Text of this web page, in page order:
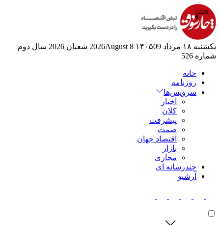
یکشنبه ۱۸ مرداد ۱۴۰۵ 09 2026August 8 شعبان 2026
سال دوم
شماره 526
خانه
روزنامه
سرویس‌ها
اخبار
کلان
پیشرفت
صمت
اقتصاد جهان
بازار
مجازی
چندرسانه ای
آرشیو